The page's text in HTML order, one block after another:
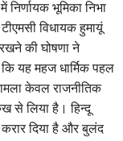
भूमिका निभा
विधायक हुमायूं
रखने की घोषणा ने
यह महज धार्मिक पहल
केवल राजनीतिक
से लिया है। हिन्दू
दिया है और बुलंद